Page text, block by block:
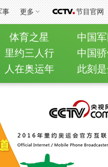
事 更多 节目官网
体育之星
中国
里约三人行
中国
人在奥运年 此刻